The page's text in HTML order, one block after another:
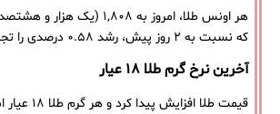
هر اونس طلا، امروز به ۱,۸۰۸
که نسبت به ۲ روز پیش، رشد ۰.۵۸ درصدی را تجربه کرد.
آخرین نرخ گرم طلا ۱۸ عیار